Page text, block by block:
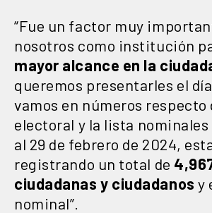
“Fue un factor muy
nosotros como institución
mayor alcance en la
queremos presentarles el
vamos en números respecto
electoral y la lista
al 29 de febrero de 2024,
registrando un total de
ciudadanas y ciudadanos y
nominal”.